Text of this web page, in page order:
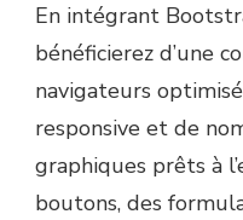
En intégrant
bénéficierez d’une
navigateurs
responsive et de
graphiques prêts à
boutons, des